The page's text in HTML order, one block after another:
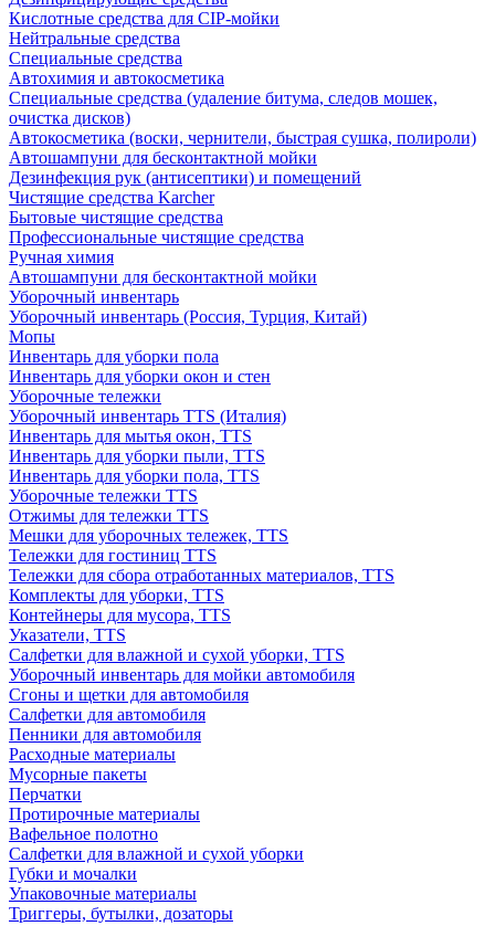
Кислотные средства для CIP-мойки
Нейтральные средства
Специальные средства
Автохимия и автокосметика
Специальные средства (удаление битума, следов мошек,
очистка дисков)
Автокосметика (воски, чернители, быстрая сушка, полироли)
Автошампуни для бесконтактной мойки
Дезинфекция рук (антисептики) и помещений
Чистящие средства Karcher
Бытовые чистящие средства
Профессиональные чистящие средства
Ручная химия
Автошампуни для бесконтактной мойки
Уборочный инвентарь
Уборочный инвентарь (Россия, Турция, Китай)
Мопы
Инвентарь для уборки пола
Инвентарь для уборки окон и стен
Уборочные тележки
Уборочный инвентарь TTS (Италия)
Инвентарь для мытья окон, TTS
Инвентарь для уборки пыли, TTS
Инвентарь для уборки пола, TTS
Уборочные тележки TTS
Отжимы для тележки TTS
Мешки для уборочных тележек, TTS
Тележки для гостиниц TTS
Тележки для сбора отработанных материалов, TTS
Комплекты для уборки, TTS
Контейнеры для мусора, TTS
Указатели, TTS
Салфетки для влажной и сухой уборки, TTS
Уборочный инвентарь для мойки автомобиля
Сгоны и щетки для автомобиля
Салфетки для автомобиля
Пенники для автомобиля
Расходные материалы
Мусорные пакеты
Перчатки
Протирочные материалы
Вафельное полотно
Салфетки для влажной и сухой уборки
Губки и мочалки
Упаковочные материалы
Триггеры, бутылки, дозаторы